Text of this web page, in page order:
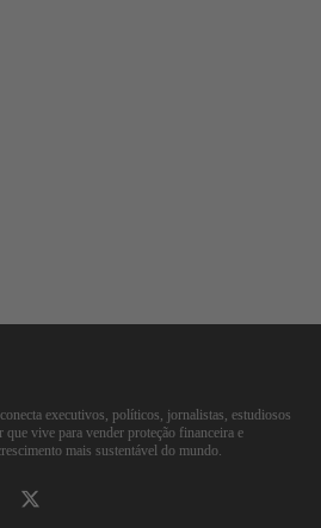
executivos, políticos, jornalistas, estudiosos
que vive para vender proteção financeira e
mais sustentável do mundo.